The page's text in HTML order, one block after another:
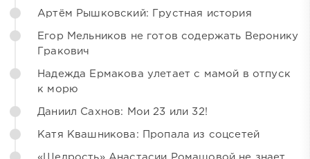
Артём Рышковский: Грустная история
Егор Мельников не готов содержать Веронику
Гракович
Надежда Ермакова улетает с мамой в отпуск
к морю
Даниил Сахнов: Мои 23 или 32!
Катя Квашникова: Пропала из соцсетей